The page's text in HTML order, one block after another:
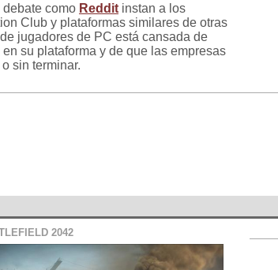
como Reddit instan a los
Club y plataformas similares de otras
jugadores de PC está cansada de
su plataforma y de que las empresas
sin terminar.
2042